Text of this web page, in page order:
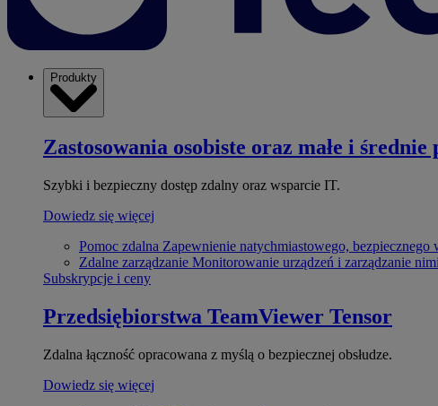
Produkty
Zastosowania osobiste oraz małe i
Szybki i bezpieczny dostęp zdalny oraz wsparcie IT.
Dowiedz się więcej
Pomoc zdalna Zapewnienie natychmiastowego, bezpiecznego
Zdalne zarządzanie Monitorowanie urządzeń i zarządzanie nimi
Subskrypcje i ceny
Przedsiębiorstwa TeamViewer Tensor
Zdalna łączność opracowana z myślą o bezpiecznej obsłudze.
Dowiedz się więcej